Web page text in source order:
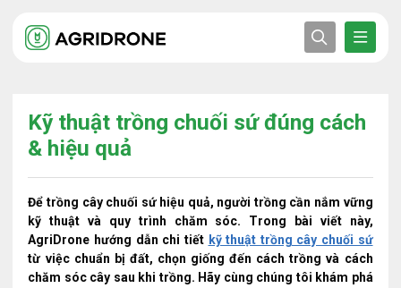
Kỹ thuật trồng chuối sứ đúng cách
& hiệu quả
Để trồng cây chuối sứ hiệu quả, người trồng cần nắm vững
kỹ thuật và quy trình chăm sóc. Trong bài viết này,
AgriDrone hướng dẫn chi tiết kỹ thuật trồng cây chuối sứ
từ việc chuẩn bị đất, chọn giống đến cách trồng và cách
chăm sóc cây sau khi trồng. Hãy cùng chúng tôi khám phá